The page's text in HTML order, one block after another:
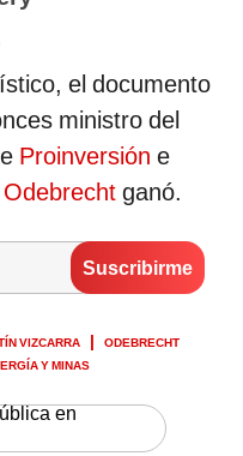
el documento
ministro del
Proinversión e
Odebrecht ganó.
VIZCARRA
ODEBRECHT
Y MINAS
en